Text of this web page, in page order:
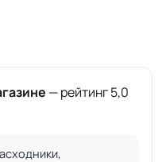
— рейтинг 5,0